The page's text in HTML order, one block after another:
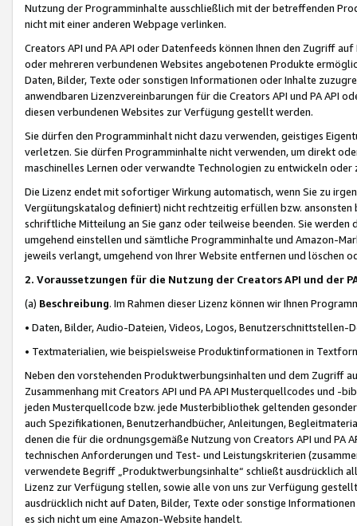
Nutzung der Programminhalte ausschließlich mit der betreffenden
nicht mit einer anderen Webpage verlinken.
Creators API und PA API oder Datenfeeds können Ihnen den Zugriff
oder mehreren verbundenen Websites angebotenen Produkte
Daten, Bilder, Texte oder sonstigen Informationen oder Inhalte
anwendbaren Lizenzvereinbarungen für die Creators API und PA API
diesen verbundenen Websites zur Verfügung gestellt werden.
Sie dürfen den Programminhalt nicht dazu verwenden, geistiges
verletzen. Sie dürfen Programminhalte nicht verwenden, um direkt
maschinelles Lernen oder verwandte Technologien zu entwickeln
Die Lizenz endet mit sofortiger Wirkung automatisch, wenn Sie zu
Vergütungskatalog definiert) nicht rechtzeitig erfüllen bzw. ansonsten
schriftliche Mitteilung an Sie ganz oder teilweise beenden. Sie werden
umgehend einstellen und sämtliche Programminhalte und Amazon-
jeweils verlangt, umgehend von Ihrer Website entfernen und löschen
2. Voraussetzungen für die Nutzung der Creators API und der
(a) Beschreibung. Im Rahmen dieser Lizenz können wir Ihnen
• Daten, Bilder, Audio-Dateien, Videos, Logos, Benutzerschnittstellen-
• Textmaterialien, wie beispielsweise Produktinformationen in
Neben den vorstehenden Produktwerbungsinhalten und dem Zugriff
Zusammenhang mit Creators API und PA API Musterquellcodes und
jeden Musterquellcode bzw. jede Musterbibliothek geltenden
auch Spezifikationen, Benutzerhandbücher, Anleitungen,
denen die für die ordnungsgemäße Nutzung von Creators API und PA
technischen Anforderungen und Test- und Leistungskriterien
verwendete Begriff „Produktwerbungsinhalte“ schließt ausdrücklich
Lizenz zur Verfügung stellen, sowie alle von uns zur Verfügung
ausdrücklich nicht auf Daten, Bilder, Texte oder sonstige
es sich nicht um eine Amazon-Website handelt.